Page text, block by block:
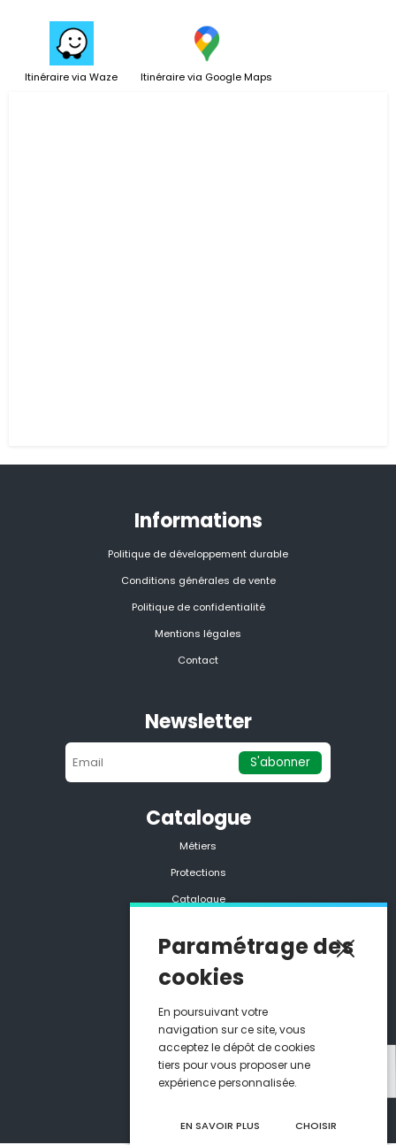
Itinéraire via Waze Itinéraire via Google Maps
Informations
Politique de développement durable
Conditions générales de vente
Politique de confidentialité
Mentions légales
Contact
Newsletter
Catalogue
Métiers
Protections
Catalogue
Coordonnées
05 90 25 10 94
Immeuble California
ZAC Moudong Sud
97122 Baie Mahault
Paramétrage des
cookies
En poursuivant votre
navigation sur ce site, vous
acceptez le dépôt de cookies
tiers pour vous proposer une
expérience personnalisée.
EN SAVOIR PLUS CHOISIR